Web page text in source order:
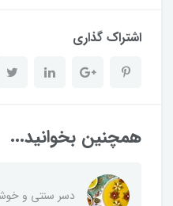
اشتراک گذاری
همچنین بخوانید...
دسر سنتی و